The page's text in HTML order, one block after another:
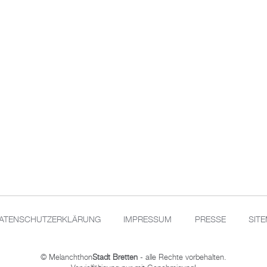
IMPRESSUM PRESSE
© MelanchthonStadt Bretten - alle Rechte vorbehalten.